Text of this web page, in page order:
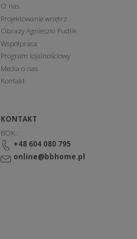
O nas
Projektowanie wnętrz
Obrazy Agnieszki Pudlik
Współpraca
Program lojalnościowy
Media o nas
Kontakt
KONTAKT
BOK:
+48 604 080 795
online@bbhome.pl